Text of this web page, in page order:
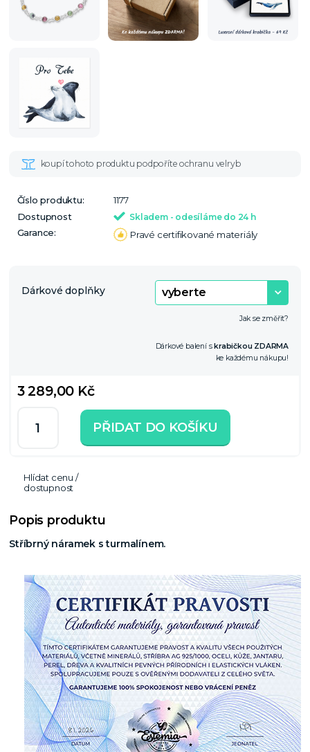
Číslo produktu:
1177
Dostupnost
Skladem - odesíláme do 24 h
Garance: Pravé certifikované materiály
Dárkové doplňky
Jak se změřit?
Dárkové balení s krabičkou ZDARMA
ke každému nákupu!
3 289,00 Kč
PŘIDAT DO KOŠÍKU
Hlídat cenu /
dostupnost
Popis produktu
Stříbrný náramek s turmalínem.